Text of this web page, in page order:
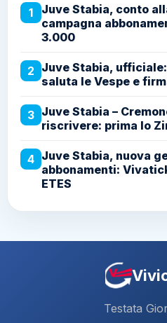
1
Juve Stabia, conto
campagna
3.000
2 Juve Stabia,
saluta le Vespe e
3 Juve Stabia –
riscrivere: prima lo
4 Juve Stabia, nuova
abbonamenti:
ETES
Testata